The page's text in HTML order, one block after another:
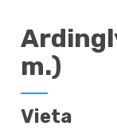
m.)
Vieta